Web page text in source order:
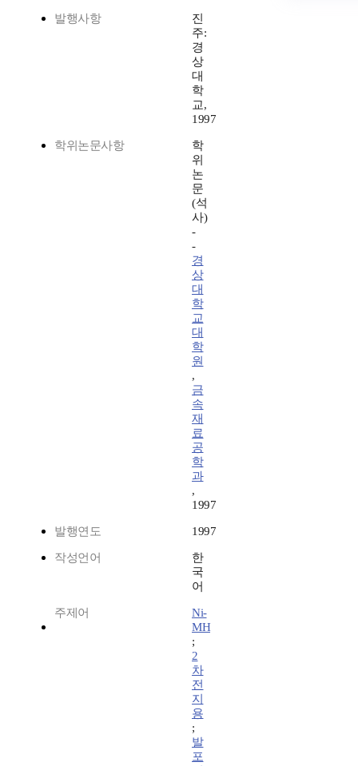
발행사항
진
주:
경
상
대
학
교,
1997
학위논문사항
학
위
논
문
(석
사)
-
-
경
상
대
학
교
대
학
원
,
금
속
재
료
공
학
과
,
1997
발행연도 1997
작성언어
한
국
어
주제어
Ni-
MH
;
2
차
전
지
용
;
발
포